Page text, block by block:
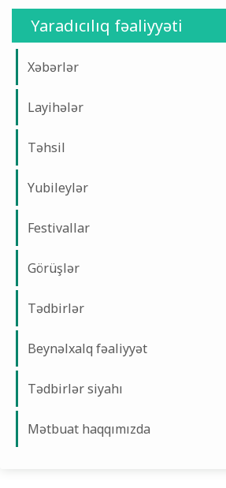
Yaradıcılıq fəaliyyəti
Xəbərlər
Layihələr
Təhsil
Yubileylər
Festivallar
Görüşlər
Tədbirlər
Beynəlxalq fəaliyyət
Tədbirlər siyahı
Mətbuat haqqımızda